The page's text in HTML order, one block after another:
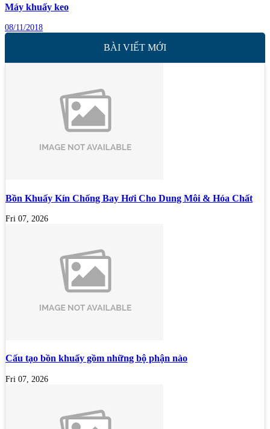
Máy khuấy keo
08/11/2018
BÀI VIẾT MỚI
Bồn Khuấy Kín Chống Bay Hơi Cho Dung Môi & Hóa Chất
Fri 07, 2026
Cấu tạo bồn khuấy gồm những bộ phận nào
Fri 07, 2026